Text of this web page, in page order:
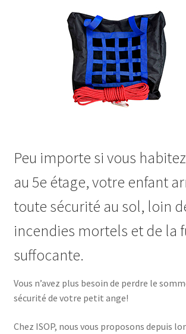
Peu importe si vous
au 5e étage, votre enfant
toute sécurité au sol, loin
incendies mortels et de la
suffocante.
Vous n’avez plus besoin de perdre le
sécurité de votre petit ange!
Chez ISOP, nous vous proposons depuis